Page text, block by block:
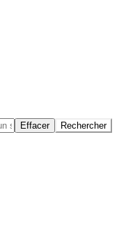
Effacer Rechercher